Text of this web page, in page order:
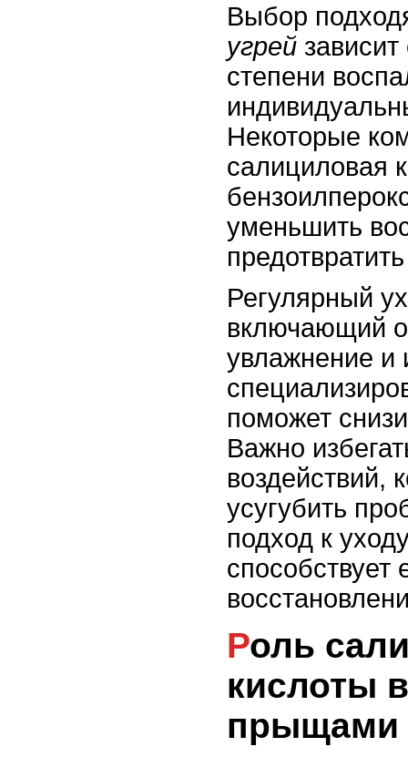
Выбор
угрей
степени
Некоторые
салициловая
уменьшить
Регулярный
включающий
увлажнение и
поможет
Важно
воздействий,
усугубить
подход к
способствует
Роль салициловой
кислоты
прыщами